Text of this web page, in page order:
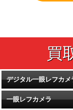
デジタル一眼レフカメ
一眼レフカメラ